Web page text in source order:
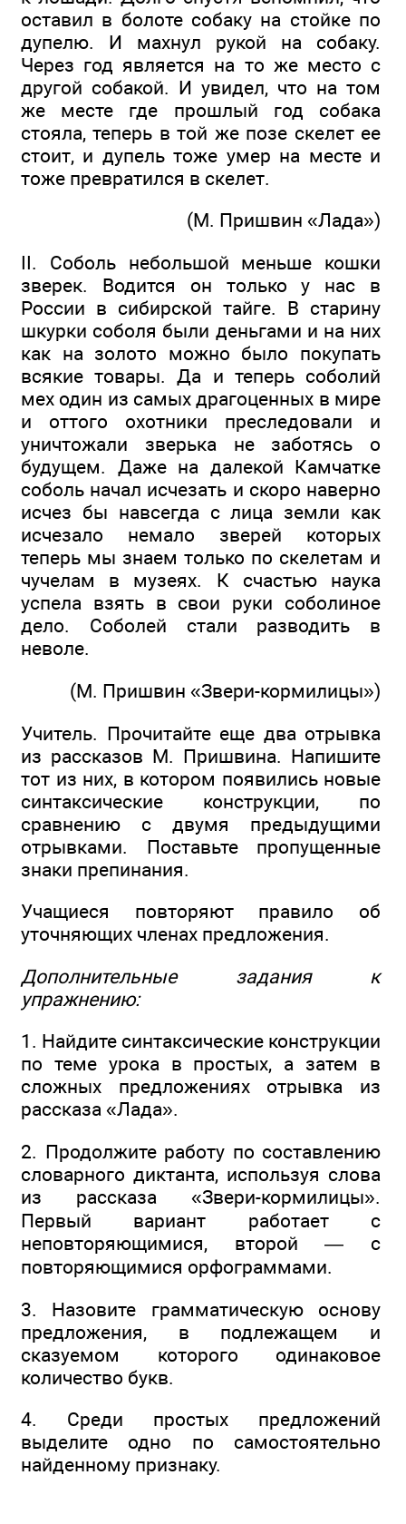
оставил в болоте собаку на стойке по
дупелю. И махнул рукой на собаку.
Через год является на то же место с
другой собакой. И увидел, что на том
же месте где прошлый год собака
стояла, теперь в той же позе скелет ее
стоит, и дупель тоже умер на месте и
тоже превратился в скелет.
(М. Пришвин «Лада»)
II. Соболь небольшой меньше кошки
зверек. Водится он только у нас в
России в сибирской тайге. В старину
шкурки соболя были деньгами и на них
как на золото можно было покупать
всякие товары. Да и теперь соболий
мех один из самых драгоценных в мире
и оттого охотники преследовали и
уничтожали зверька не заботясь о
будущем. Даже на далекой Камчатке
соболь начал исчезать и скоро наверно
исчез бы навсегда с лица земли как
исчезало немало зверей которых
теперь мы знаем только по скелетам и
чучелам в музеях. К счастью наука
успела взять в свои руки соболиное
дело. Соболей стали разводить в
неволе.
(М. Пришвин «Звери-кормилицы»)
Учитель. Прочитайте еще два отрывка
из рассказов М. Пришвина. Напишите
тот из них, в котором появились новые
синтаксические конструкции, по
сравнению с двумя предыдущими
отрывками. Поставьте пропущенные
знаки препинания.
Учащиеся повторяют правило об
уточняющих членах предложения.
Дополнительные задания к
упражнению:
1. Найдите синтаксические конструкции
по теме урока в простых, а затем в
сложных предложениях отрывка из
рассказа «Лада».
2. Продолжите работу по составлению
словарного диктанта, используя слова
из рассказа «Звери-кормилицы».
Первый вариант работает с
неповторяющимися, второй — с
повторяющимися орфограммами.
3. Назовите грамматическую основу
предложения, в подлежащем и
сказуемом которого одинаковое
количество букв.
4. Среди простых предложений
выделите одно по самостоятельно
найденному признаку.